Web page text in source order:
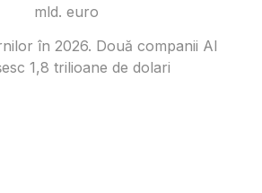
mld. euro
în 2026. Două companii AI
1,8 trilioane de dolari